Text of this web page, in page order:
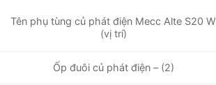
Tên phụ tùng củ phát điện Mecc Alte S20 W
(vị trí)
Ốp đuôi củ phát điện – (2)